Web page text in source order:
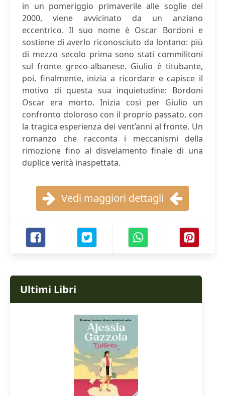
in un pomeriggio primaverile alle soglie del
2000, viene avvicinato da un anziano
eccentrico. Il suo nome è Oscar Bordoni e
sostiene di averlo riconosciuto da lontano: più
di mezzo secolo prima sono stati commilitoni
sul fronte greco-albanese. Giulio è titubante,
poi, finalmente, inizia a ricordare e capisce il
motivo di questa sua inquietudine: Bordoni
Oscar era morto. Inizia così per Giulio un
confronto doloroso con il proprio passato, con
la tragica esperienza dei vent’anni al fronte. Un
romanzo che racconta i meccanismi della
rimozione fino al disvelamento finale di una
duplice verità inaspettata.
Vedi maggiori dettagli
Ultimi Libri